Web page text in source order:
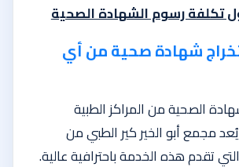
تكلفة رسوم الشهادة الصحية
شهادة صحية من أي
الصحية من المراكز الطبية
مجمع أبو الخير كير الطبي من
تقدم هذه الخدمة باحترافية عالية.